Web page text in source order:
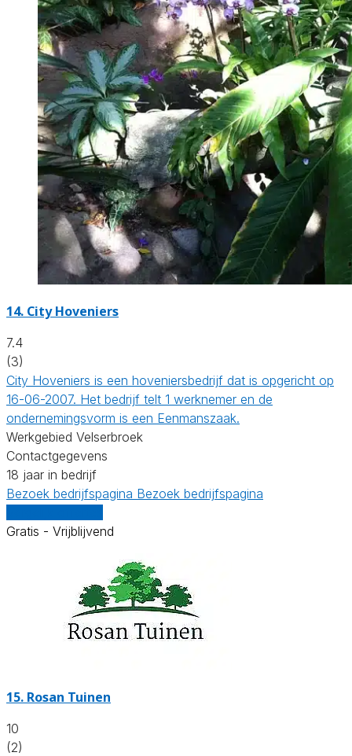
14. City Hoveniers
7.4
(3)
City Hoveniers is een hoveniersbedrijf dat is opgericht op
16-06-2007. Het bedrijf telt 1 werknemer en de
ondernemingsvorm is een Eenmanszaak.
Werkgebied Velserbroek
Contactgegevens
18 jaar in bedrijf
Bezoek bedrijfspagina Bezoek bedrijfspagina
Gratis - Vrijblijvend
15. Rosan Tuinen
10
(2)